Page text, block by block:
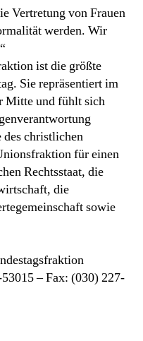
Vertretung von Frauen
werden. Wir
ist die größte
Sie repräsentiert im
Mitte und fühlt sich
christlichen
für einen
Rechtsstaat, die
die
sowie
– Fax: (030) 227-